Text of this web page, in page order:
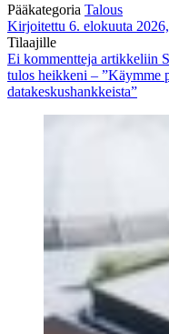
Pääkategoria Talous
Kirjoitettu 6. elokuuta
Tilaajille
Ei kommentteja artikkeliin
tulos heikkeni – ”Käymme
datakeskushankkeista”